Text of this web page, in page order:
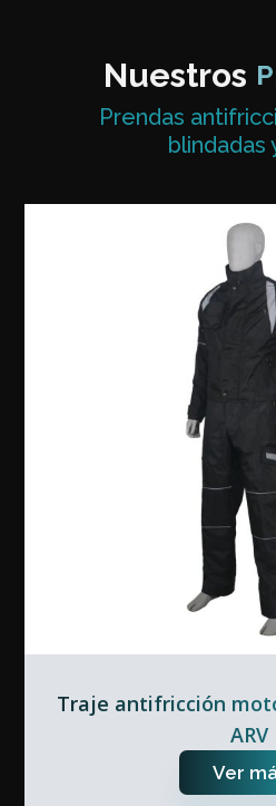
Nuestros
Prendas
blindadas
Traje antifricción
ARV
Ver